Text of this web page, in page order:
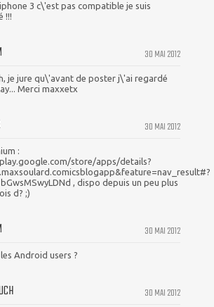
3 c\'est pas compatible je suis
!!!
30 MAI 2012
je jure qu\'avant de poster j\'ai regardé
Merci maxxetx
30 MAI 2012
:
store/apps/details?
, dispo depuis un peu plus
d? ;)
30 MAI 2012
Android users ?
30 MAI 2012